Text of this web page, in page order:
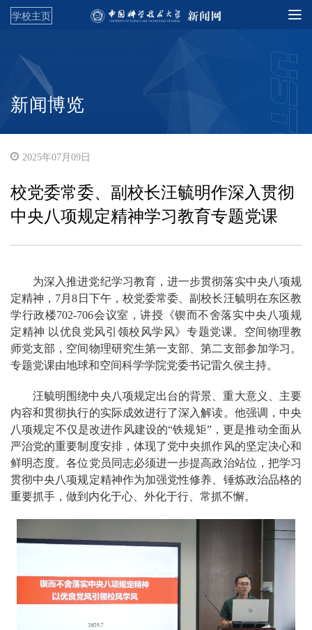
学校主页
新闻博览
2025年07月09日
校党委常委、副校长汪毓明作深入贯彻
中央八项规定精神学习教育专题党课
为深入推进党纪学习教育，进一步贯彻落实中央八项规
定精神，7月8日下午，校党委常委、副校长汪毓明在东区教
学行政楼702-706会议室，讲授《锲而不舍落实中央八项规
定精神 以优良党风引领校风学风》专题党课。空间物理教
师党支部，空间物理研究生第一支部、第二支部参加学习。
专题党课由地球和空间科学学院党委书记雷久侯主持。
汪毓明围绕中央八项规定出台的背景、重大意义、主要
内容和贯彻执行的实际成效进行了深入解读。他强调，中央
八项规定不仅是改进作风建设的“铁规矩”，更是推动全面从
严治党的重要制度安排，体现了党中央抓作风的坚定决心和
鲜明态度。各位党员同志必须进一步提高政治站位，把学习
贯彻中央八项规定精神作为加强党性修养、锤炼政治品格的
重要抓手，做到内化于心、外化于行、常抓不懈。